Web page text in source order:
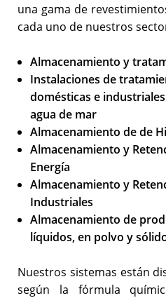
una gama de
cada uno de nuestros
Almacenamiento y
Instalaciones de
domésticas e
agua de mar
Almacenamiento de de
Almacenamiento y
Energía
Almacenamiento y
Industriales
Almacenamiento de
líquidos, en polvo y
Nuestros sistemas están
según la fórmula